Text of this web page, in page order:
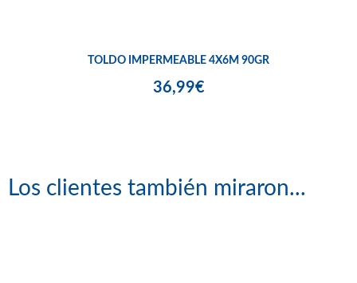
TOLDO IMPERMEABLE 4X6M 90GR
36,99€
Los clientes también miraron...